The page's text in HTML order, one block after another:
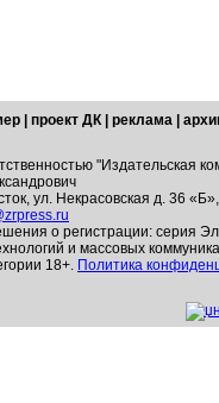
проект ДК реклама
"Издательская
ул. Некрасовская д. 36
о регистрации: серия
и массовых
18+. Политика